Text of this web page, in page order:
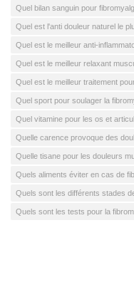
Quel bilan sanguin pour
Quel est l'anti douleur naturel le
Quel est le meilleur anti-
Quel est le meilleur relaxant
Quel est le meilleur traitement
Quel sport pour soulager la
Quel vitamine pour les os et
Quelle carence provoque des
Quelle tisane pour les douleurs
Quels aliments éviter en cas de
Quels sont les différents stades
Quels sont les tests pour la